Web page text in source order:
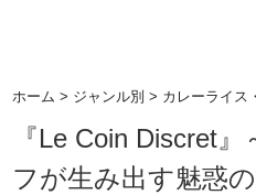
ホーム > ジャンル別 > カレーライス
『Le Coin Discret
フが生み出す魅惑